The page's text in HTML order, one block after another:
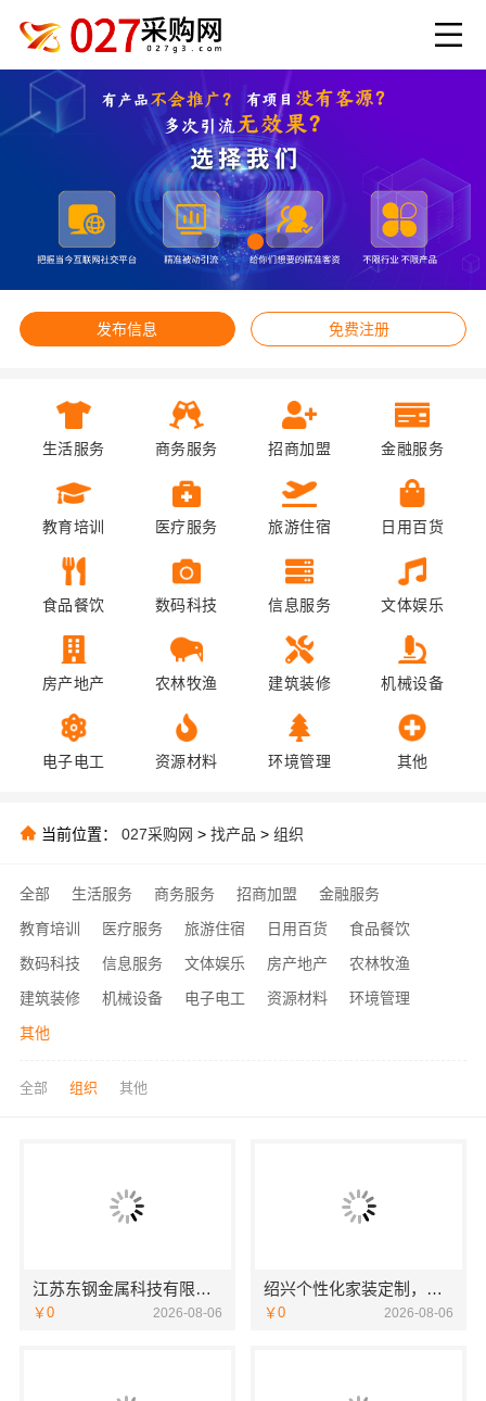
发布信息 免费注册
生活服务 商务服务 招商加盟 金融服务
教育培训 医疗服务 旅游住宿 日用百货
食品餐饮 数码科技 信息服务 文体娱乐
房产地产 农林牧渔 建筑装修 机械设备
电子电工 资源材料 环境管理 其他
当前位置： 027采购网 > 找产品 > 组织
全部 生活服务 商务服务 招商加盟
金融服务
教育培训
医疗服务 旅游住宿 日用百货
食品餐饮
数码科技
信息服务 文体娱乐 房产地产
农林牧渔
建筑装修
机械设备 电子电工 资源材料
环境管理
其他
全部 组织 其他
江苏东钢金属科技有限公司本地全屋不锈钢定制生产商
￥0 2026-08-06
绍兴个性化家装定制，绍兴卓鑫装饰材料有限公司环保优质材料
￥0 2026-08-06